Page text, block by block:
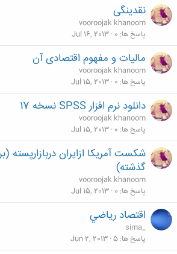
نقدینگی
vooroojak khanoom
پاسخ ها 0
Jul 16, 2013
مالیات و مفهوم اقتصادى آن
vooroojak khanoom
پاسخ ها 0
Jul 15, 2013
دانلود نرم افزار SPSS نسخه 17
vooroojak khanoom
پاسخ ها 0
Jul 15, 2013
گذشته)
vooroojak khanoom
پاسخ ها 0
Jul 15, 2013
اقتصاد رياضي
sima_
پاسخ ها 5
Jun 2, 2013